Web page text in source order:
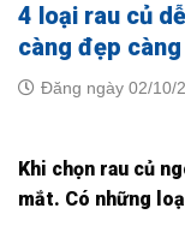
4 loại rau củ
càng đẹp
Đăng ngày 02/10/
Khi chọn rau củ
mắt. Có những